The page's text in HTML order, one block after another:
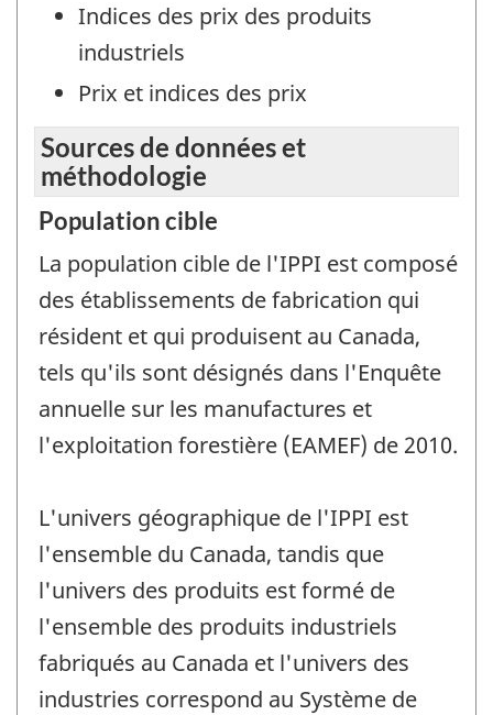
Indices des prix des produits
industriels
Prix et indices des prix
Sources de données et
méthodologie
Population cible
La population cible de l'IPPI est composé
des établissements de fabrication qui
résident et qui produisent au Canada,
tels qu'ils sont désignés dans l'Enquête
annuelle sur les manufactures et
l'exploitation forestière (EAMEF) de 2010.
L'univers géographique de l'IPPI est
l'ensemble du Canada, tandis que
l'univers des produits est formé de
l'ensemble des produits industriels
fabriqués au Canada et l'univers des
industries correspond au Système de